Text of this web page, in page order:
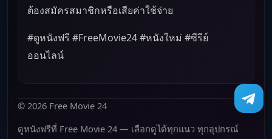
ต้องสมัครสมาชิกหรือเสียค่าใช้จ่าย
#ดูหนังฟรี #FreeMovie24 #หนังใหม่ #ซีรีย์
ออนไลน์
© 2026 Free Movie 24
ดูหนังฟรีที่ Free Movie 24 — เลือกดูได้ทุกแนว ทุกอุปกรณ์